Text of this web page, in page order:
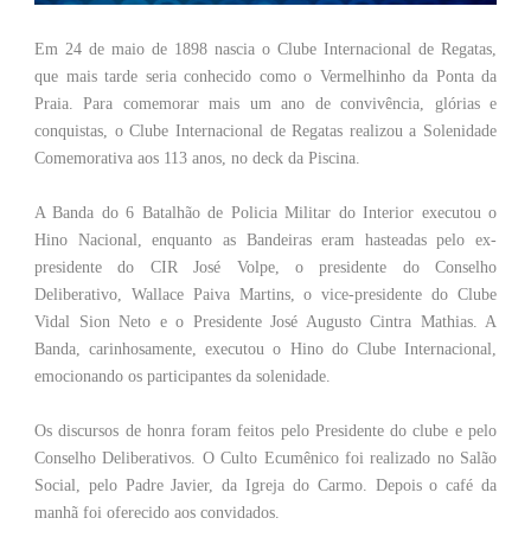
Em 24 de maio de 1898 nascia o Clube Internacional de Regatas,
que mais tarde seria conhecido como o Vermelhinho da Ponta da
Praia. Para comemorar mais um ano de convivência, glórias e
conquistas, o Clube Internacional de Regatas realizou a Solenidade
Comemorativa aos 113 anos, no deck da Piscina.
A Banda do 6 Batalhão de Policia Militar do Interior executou o
Hino Nacional, enquanto as Bandeiras eram hasteadas pelo ex-
presidente do CIR José Volpe, o presidente do Conselho
Deliberativo, Wallace Paiva Martins, o vice-presidente do Clube
Vidal Sion Neto e o Presidente José Augusto Cintra Mathias. A
Banda, carinhosamente, executou o Hino do Clube Internacional,
emocionando os participantes da solenidade.
Os discursos de honra foram feitos pelo Presidente do clube e pelo
Conselho Deliberativos. O Culto Ecumênico foi realizado no Salão
Social, pelo Padre Javier, da Igreja do Carmo. Depois o café da
manhã foi oferecido aos convidados.